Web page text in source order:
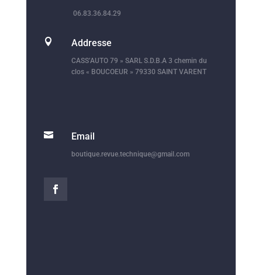
06.83.36.84.29
 Addresse
CASS’AUTO 79 » SARL S.D.B.A 3 chemin du
clos « BOUCOEUR » 79330 SAINT VARENT
 Email
boutique.revue.technique@gmail.com